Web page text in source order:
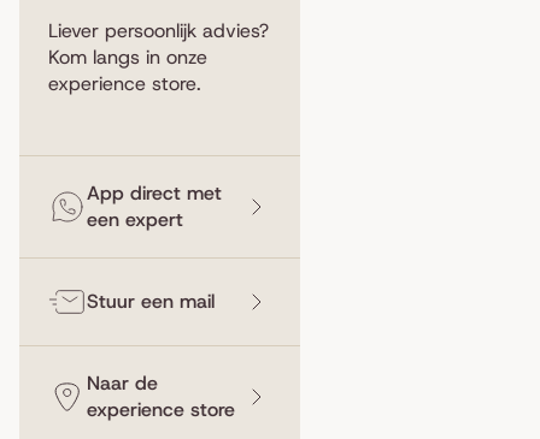
Liever persoonlijk advies?
Kom langs in onze
experience store.
App direct met
een expert
Stuur een mail
Naar de
experience store